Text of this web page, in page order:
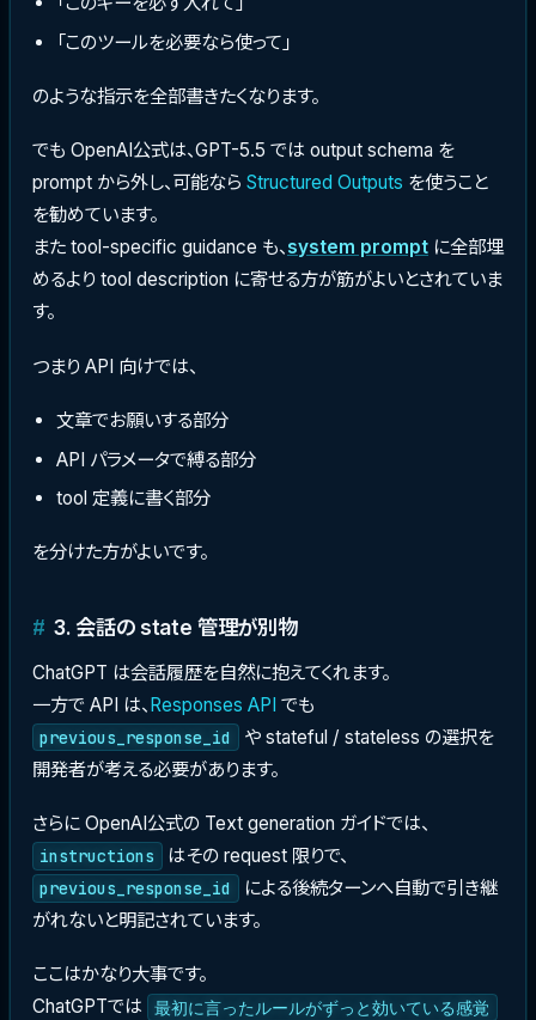
「このツールを必要なら使って」
のような指示を全部書きたくなります。
でも OpenAI公式は、GPT-5.5 では output schema を
prompt から外し、可能なら Structured Outputs を使うこと
を勧めています。
また tool-specific guidance も、system prompt に全部埋
めるより tool description に寄せる方が筋がよいとされていま
す。
つまり API 向けでは、
文章でお願いする部分
API パラメータで縛る部分
tool 定義に書く部分
を分けた方がよいです。
3. 会話の state 管理が別物
ChatGPT は会話履歴を自然に抱えてくれます。
一方で API は、 Responses API でも
previous_response_id
や stateful / stateless の選択を
開発者が考える必要があります。
さらに OpenAI公式の Text generation ガイドでは、
instructions はその request 限りで、
previous_response_id
による後続ターンへ自動で引き継
がれないと明記されています。
ここはかなり大事です。
ChatGPTでは
最初に言ったルールがずっと効いている感覚